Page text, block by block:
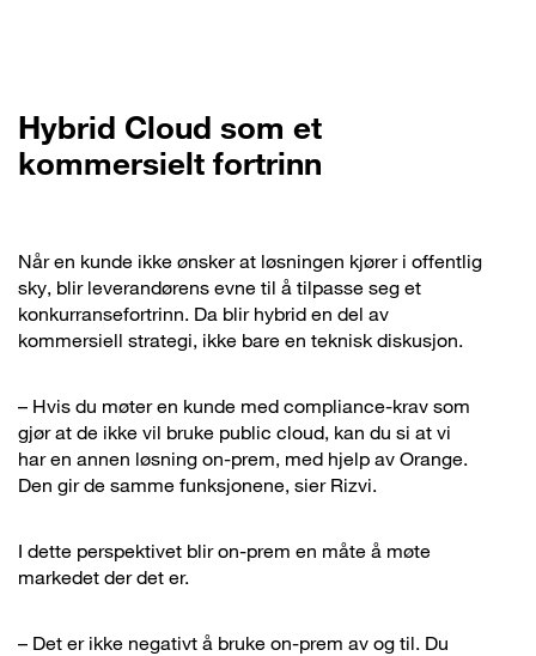
Hybrid Cloud som et
kommersielt fortrinn
Når en kunde ikke ønsker at løsningen kjører i offentlig
sky, blir leverandørens evne til å tilpasse seg et
konkurransefortrinn. Da blir hybrid en del av
kommersiell strategi, ikke bare en teknisk diskusjon.
– Hvis du møter en kunde med compliance-krav som
gjør at de ikke vil bruke public cloud, kan du si at vi
har en annen løsning on-prem, med hjelp av Orange.
Den gir de samme funksjonene, sier Rizvi.
I dette perspektivet blir on-prem en måte å møte
markedet der det er.
– Det er ikke negativt å bruke on-prem av og til. Du